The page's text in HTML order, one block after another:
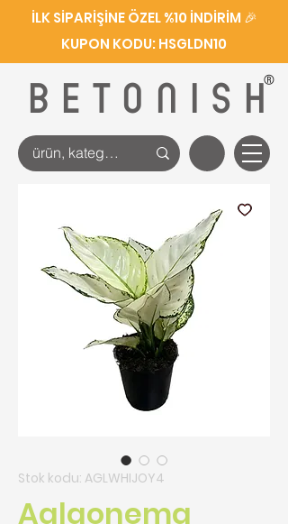
BETONISH
®
İLK SİPARİŞİNE ÖZEL %10 İNDİRİM 🎉
KUPON KODU: HSGLDN10
Stok kodu: AGLWHIJOY4
Aglaonema